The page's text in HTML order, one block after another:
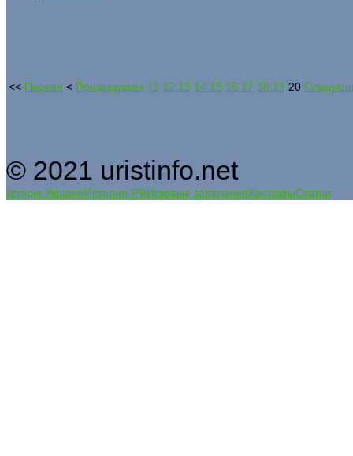
<< Первая < Предыдущая 11 12 13 14 15 16 17 18 19 20
© 2021 uristinfo.net
Історія УкраїниИстория РФИсковые заявленияКонтактыСтатьи